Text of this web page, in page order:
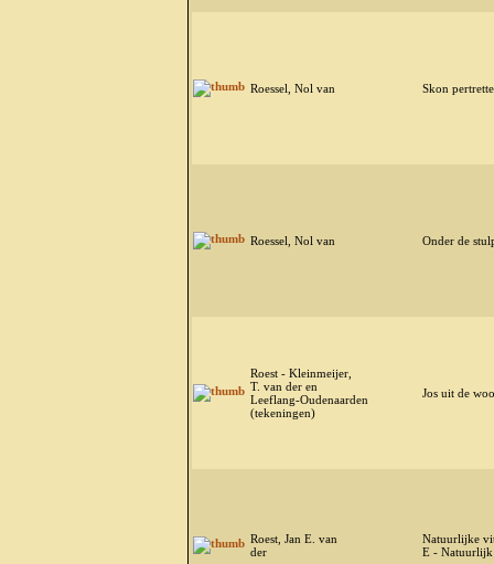
Roessel, Nol van Skon
Roessel, Nol van Onder de
Roest - Kleinmeijer,
T. van der en
Leeflang-Oudenaarden
(tekeningen)
Jos uit de
Roest, Jan E. van
der
Natuurlijke
E -